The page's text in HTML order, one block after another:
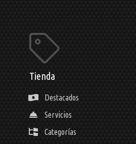
Tienda
Destacados
Servicios
Categorías